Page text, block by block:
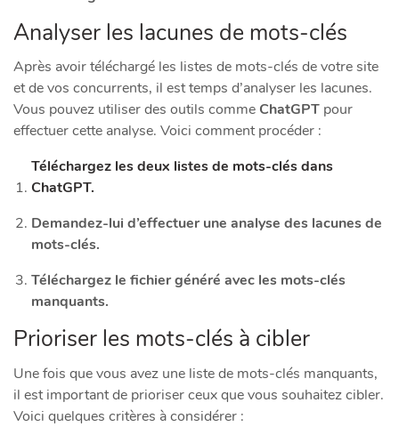
Analyser les lacunes de mots-clés
Après avoir téléchargé les listes de mots-clés de votre site
et de vos concurrents, il est temps d’analyser les lacunes.
Vous pouvez utiliser des outils comme ChatGPT pour
effectuer cette analyse. Voici comment procéder :
Téléchargez les deux listes de mots-clés dans
ChatGPT.
Demandez-lui d’effectuer une analyse des lacunes de
mots-clés.
Téléchargez le fichier généré avec les mots-clés
manquants.
Prioriser les mots-clés à cibler
Une fois que vous avez une liste de mots-clés manquants,
il est important de prioriser ceux que vous souhaitez cibler.
Voici quelques critères à considérer :